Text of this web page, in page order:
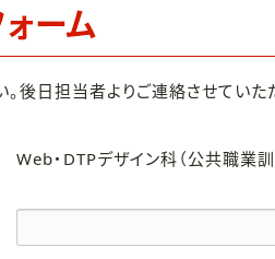
ーム
後日担当者よりご連絡させていた
Web・DTPデザイン科（公共職業訓